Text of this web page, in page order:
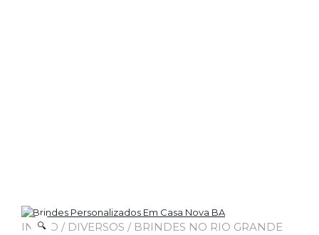
🔍
INÍCIO / DIVERSOS / BRINDES NO RIO GRANDE